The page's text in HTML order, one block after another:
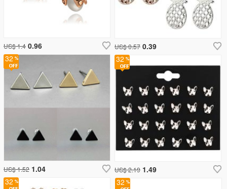
32
US$ 1.52 1.04
US$ 0.57 0.39
32
32
US$ 2.19 1.49
US$ 1.4 0.96
32